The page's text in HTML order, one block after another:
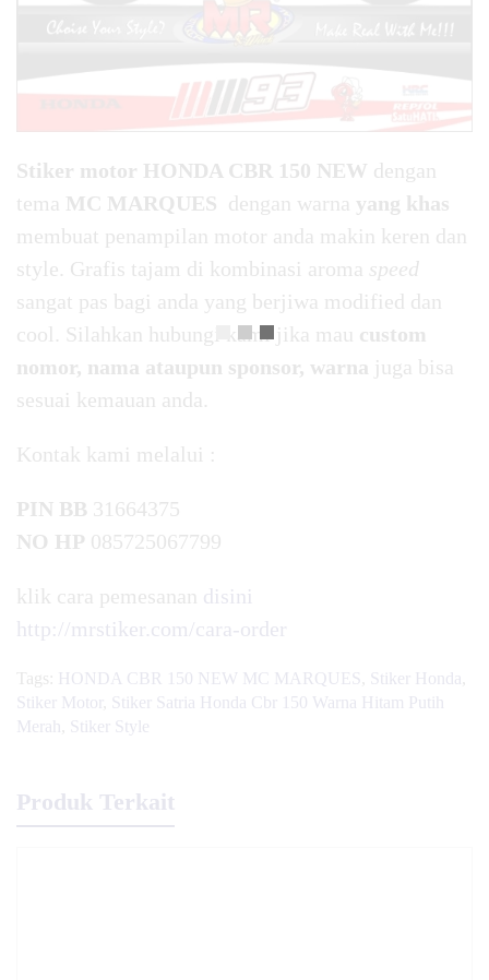
Stiker motor HONDA CBR 150 NEW dengan
tema MC MARQUES dengan warna yang khas
membuat penampilan motor anda makin keren dan
style. Grafis tajam di kombinasi aroma speed
sangat pas bagi anda yang berjiwa modified dan
cool. Silahkan hubungi kami jika mau custom
nomor, nama ataupun sponsor, warna juga bisa
sesuai kemauan anda.
Kontak kami melalui :
PIN BB 31664375
NO HP 085725067799
klik cara pemesanan disini
http://mrstiker.com/cara-order
Tags: HONDA CBR 150 NEW MC MARQUES Stiker Honda
Stiker Motor
Stiker Satria Honda Cbr 150 Warna Hitam Putih
Merah
Stiker Style
Produk Terkait